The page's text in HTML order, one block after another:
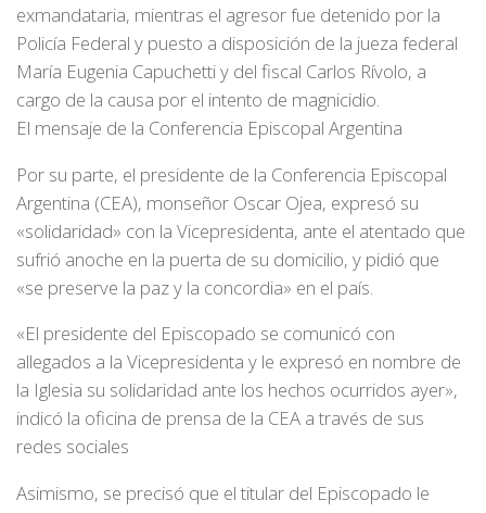
exmandataria, mientras el agresor fue detenido por la
Policía Federal y puesto a disposición de la jueza federal
María Eugenia Capuchetti y del fiscal Carlos Rívolo, a
cargo de la causa por el intento de magnicidio.
El mensaje de la Conferencia Episcopal Argentina
Por su parte, el presidente de la Conferencia Episcopal
Argentina (CEA), monseñor Oscar Ojea, expresó su
«solidaridad» con la Vicepresidenta, ante el atentado que
sufrió anoche en la puerta de su domicilio, y pidió que
«se preserve la paz y la concordia» en el país.
«El presidente del Episcopado se comunicó con
allegados a la Vicepresidenta y le expresó en nombre de
la Iglesia su solidaridad ante los hechos ocurridos ayer»,
indicó la oficina de prensa de la CEA a través de sus
redes sociales
Asimismo, se precisó que el titular del Episcopado le